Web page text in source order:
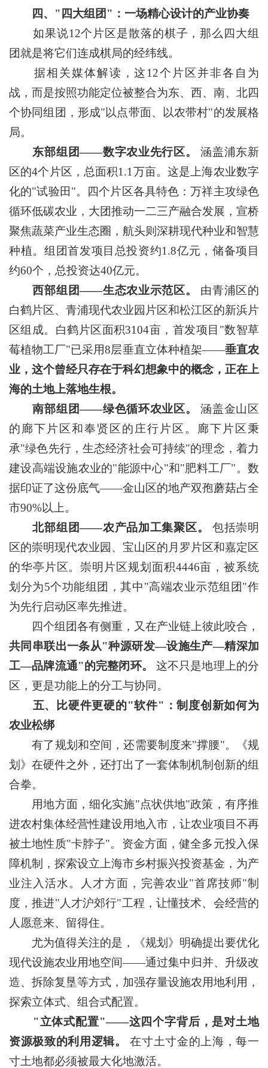
四、"四大组团"：一场精心设计的产业协奏
如果说12个片区是散落的棋子，那么四大组
团就是将它们连成棋局的经纬线。
据相关媒体解读，这12个片区并非各自为
战，而是按照功能定位被整合为东、西、南、北四
个协同组团，形成"以点带面、以农带村"的发展格
局。
东部组团——数字农业先行区。
涵盖浦东新
区的4个片区，总面积1.1万亩。这是上海农业数字
化的"试验田"。四个片区各具特色：万祥主攻绿色
循环低碳农业，大团推动一二三产融合发展，宣桥
聚焦蔬菜产业生态圈，航头则深耕现代种业和智慧
种植。组团首发项目总投资约1.8亿元，储备项目
约60个，总投资达40亿元。
西部组团——生态农业示范区。
由青浦区的
白鹤片区、青浦现代农业园片区和松江区的新浜片
区组成。白鹤片区面积3104亩，首发项目"数智草
莓植物工厂"已采用8层垂直立体种植架——垂直农
业，这个曾经只存在于科幻想象中的概念，正在上
海的土地上落地生根。
南部组团——绿色循环农业区。
涵盖金山区
的廊下片区和奉贤区的庄行片区。廊下片区秉
承"绿色先行，生态经济社会可持续"的理念，着力
建设高端设施农业的"能源中心"和"肥料工厂"。数
据印证了这份底气——金山区的地产双孢蘑菇占全
市90%以上。
北部组团——农产品加工集聚区。
包括崇明
区的崇明现代农业园、宝山区的月罗片区和嘉定区
的华亭片区。崇明片区规划面积4446亩，被系统
划分为5个功能组团，其中"高端农业示范组团"作
为先行启动区率先推进。
四个组团各有侧重，又在产业链上彼此咬合，
共同串联出一条从"种源研发—设施生产—精深加
工—品牌流通"的完整闭环。
这不只是地理上的分
区，更是功能上的分工与协同。
五、比硬件更硬的"软件"：制度创新如何为
农业松绑
有了规划和空间，还需要制度来"撑腰"。《规
划》在硬件之外，还打出了一套体制机制创新的组
合拳。
用地方面，细化实施"点状供地"政策，有序推
进农村集体经营性建设用地入市，让农业项目不再
被土地性质"卡脖子"。资金方面，健全多元投入保
障机制，探索设立上海市乡村振兴投资基金，为产
业注入活水。人才方面，完善农业"首席技师"制
度，推进"人才沪郊行"工程，让懂技术、会经营的
人愿意来、留得住。
尤为值得关注的是，《规划》明确提出要优化
现代设施农业用地空间——通过集中归并、升级改
造、拆除复垦等方式，加强存量设施农用地利用，
探索立体式、组合式配置。
"立体式配置"——这四个字背后，是对土地
资源极致的利用逻辑。
在寸土寸金的上海，每一
寸土地都必须被最大化地激活。